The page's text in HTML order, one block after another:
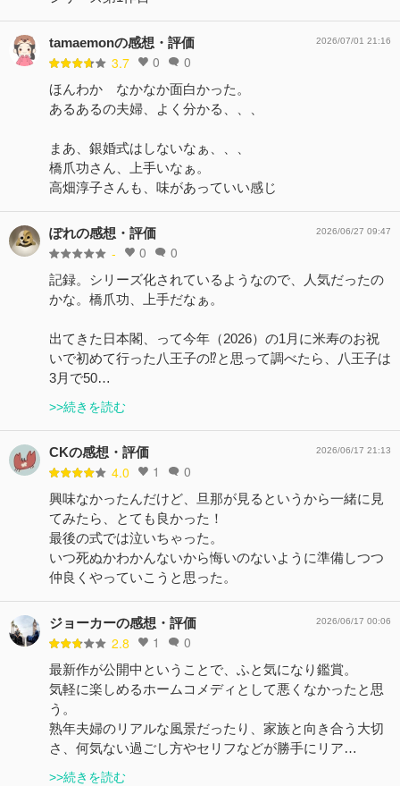
tamaemonの感想・評価
3.7 0 0
2026/07/01 21:16
ほんわか なかなか面白かった。
あるあるの夫婦、よく分かる、、、
まあ、銀婚式はしないなぁ、、、
橋爪功さん、上手いなぁ。
高畑淳子さんも、味があっていい感じ
ぽれの感想・評価
- 0 0
2026/06/27 09:47
記録。シリーズ化されているようなので、人気だったの
かな。橋爪功、上手だなぁ。
出てきた日本閣、って今年（2026）の1月に米寿のお祝
いで初めて行った八王子の⁉︎と思って調べたら、八王子は
3月で50…
>>続きを読む
CKの感想・評価
4.0 1 0
2026/06/17 21:13
興味なかったんだけど、旦那が見るというから一緒に見
てみたら、とても良かった！
最後の式では泣いちゃった。
いつ死ぬかわかんないから悔いのないように準備しつつ
仲良くやっていこうと思った。
ジョーカーの感想・評価
2.8 1 0
2026/06/17 00:06
最新作が公開中ということで、ふと気になり鑑賞。
気軽に楽しめるホームコメディとして悪くなかったと思
う。
熟年夫婦のリアルな風景だったり、家族と向き合う大切
さ、何気ない過ごし方やセリフなどが勝手にリア…
>>続きを読む